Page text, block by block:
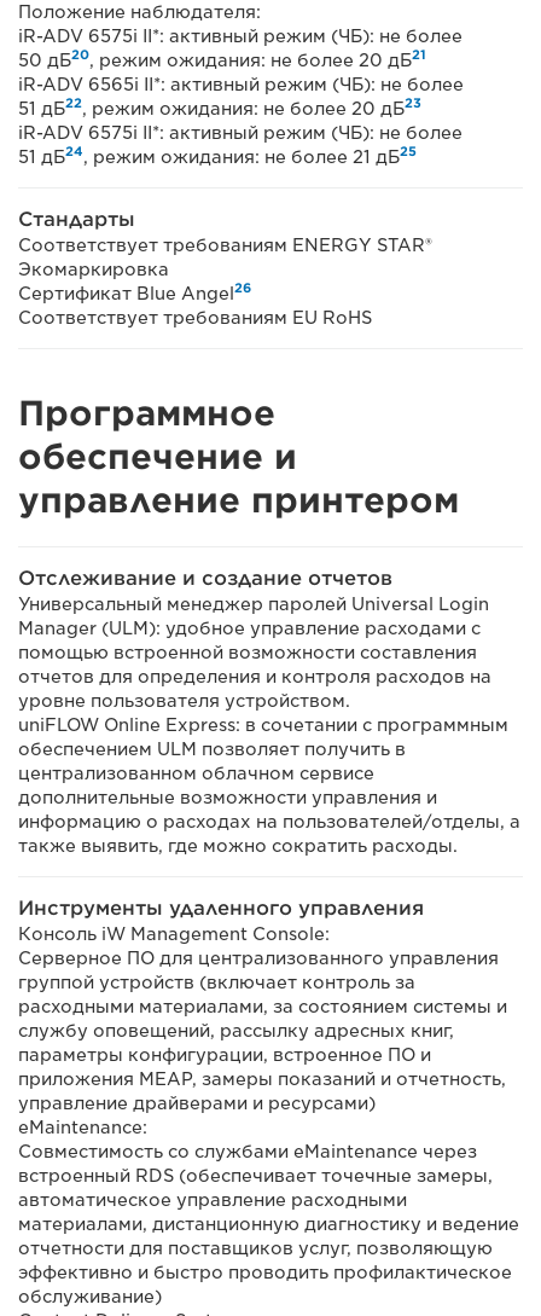
Положение наблюдателя:
iR-ADV 6575i II*: активный режим (ЧБ): не более
50 дБ20, режим ожидания: не более 20 дБ21
iR-ADV 6565i II*: активный режим (ЧБ): не более
51 дБ22, режим ожидания: не более 20 дБ23
iR-ADV 6575i II*: активный режим (ЧБ): не более
51 дБ24, режим ожидания: не более 21 дБ25
Стандарты
Соответствует требованиям ENERGY STAR®
Экомаркировка
Сертификат Blue Angel 26
Соответствует требованиям EU RoHS
Программное
обеспечение и
управление принтером
Отслеживание и создание отчетов
Универсальный менеджер паролей Universal Login
Manager (ULM): удобное управление расходами с
помощью встроенной возможности составления
отчетов для определения и контроля расходов на
уровне пользователя устройством.
uniFLOW Online Express: в сочетании с программным
обеспечением ULM позволяет получить в
централизованном облачном сервисе
дополнительные возможности управления и
информацию о расходах на пользователей/отделы, а
также выявить, где можно сократить расходы.
Инструменты удаленного управления
Консоль iW Management Console:
Серверное ПО для централизованного управления
группой устройств (включает контроль за
расходными материалами, за состоянием системы и
службу оповещений, рассылку адресных книг,
параметры конфигурации, встроенное ПО и
приложения MEAP, замеры показаний и отчетность,
управление драйверами и ресурсами)
eMaintenance:
Совместимость со службами eMaintenance через
встроенный RDS (обеспечивает точечные замеры,
автоматическое управление расходными
материалами, дистанционную диагностику и ведение
отчетности для поставщиков услуг, позволяющую
эффективно и быстро проводить профилактическое
обслуживание)